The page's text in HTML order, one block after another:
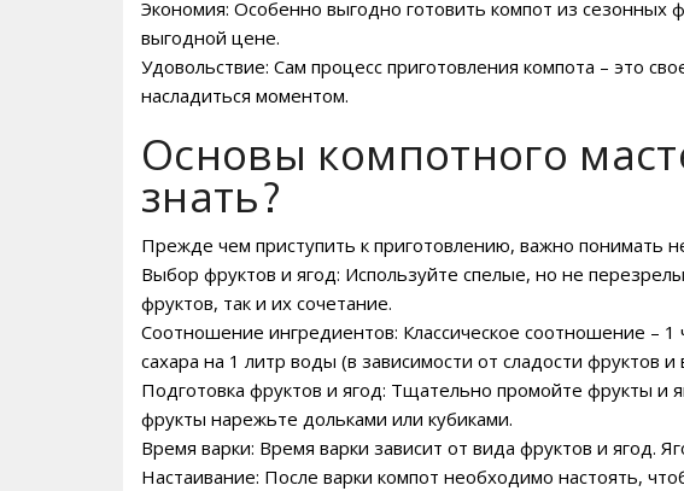
Экономия: Особенно выгодно готовить компот из сезонных
выгодной цене.
Удовольствие: Сам процесс приготовления компота – это
насладиться моментом.
Основы компотного
знать?
Прежде чем приступить к приготовлению, важно понимать
Выбор фруктов и ягод: Используйте спелые, но не
фруктов, так и их сочетание.
Соотношение ингредиентов: Классическое соотношение –
сахара на 1 литр воды (в зависимости от сладости фруктов
Подготовка фруктов и ягод: Тщательно промойте фрукты и
фрукты нарежьте дольками или кубиками.
Время варки: Время варки зависит от вида фруктов и ягод.
Настаивание: После варки компот необходимо настоять,